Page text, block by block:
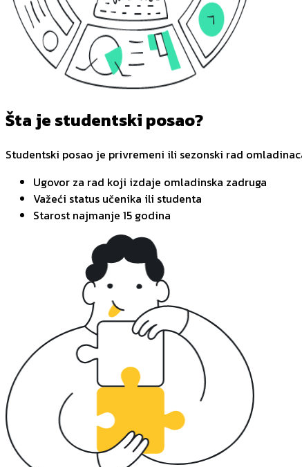
Šta je studentski posao?
Studentski posao je privremeni ili sezonski rad
Ugovor za rad koji izdaje omladinska zadruga
Važeći status učenika ili studenta
Starost najmanje 15 godina